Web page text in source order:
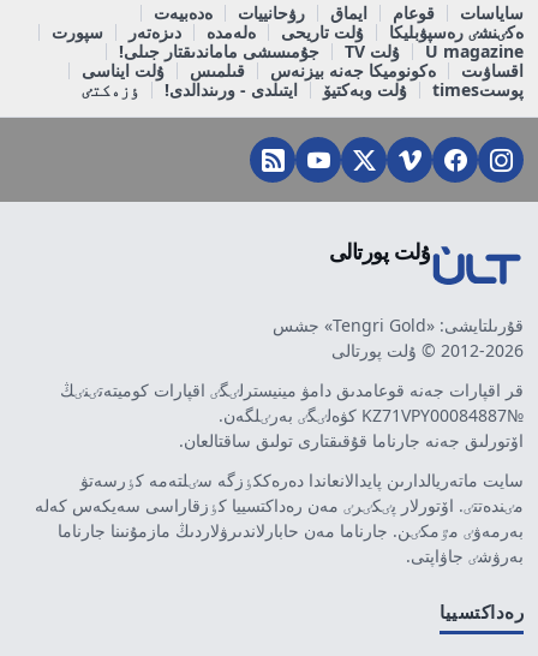
ساياسات قوعام ايماق رۋحانييات
ەدەبيەت
ەكٸنشٸ رەسپۋبليكا
ۇلت تاريحى ەلەمدە دىزەتەر
سپورت
U magazine
ۇلت TV
جۇمىسشى ماماندىقتار جىلى!
اقساۋىت
ەكونوميكا جەنە بيزنەس قىلمىس
ۇلت ايناسى
پوستtimes
ۇلت وبەكتيۆ ايتىلدى - ورىندالدى! ٶزەكتٸ
ۇلت پورتالى
قۇرىلتايشى: «Tengri Gold» جشس
2012-2026 © ۇلت پورتالى
قر اقپارات جەنە قوعامدىق دامۋ مينيسترلٸگٸ اقپارات كوميتەتٸنٸڭ
№KZ71VPY00084887 كۋەلٸگٸ بەرٸلگەن.
اۆتورلىق جەنە جارناما قۇقىقتارى تولىق ساقتالعان.
سايت ماتەريالدارىن پايدالانعاندا دەرەككٶزگە سٸلتەمە كٶرسەتۋ
مٸندەتتٸ. اۆتورلار پٸكٸرٸ مەن رەداكتسييا كٶزقاراسى سەيكەس كەلە
بەرمەۋٸ مٷمكٸن. جارناما مەن حابارلاندىرۋلاردىڭ مازمۇنىنا جارناما
بەرۋشٸ جاۋاپتى.
رەداكتسييا